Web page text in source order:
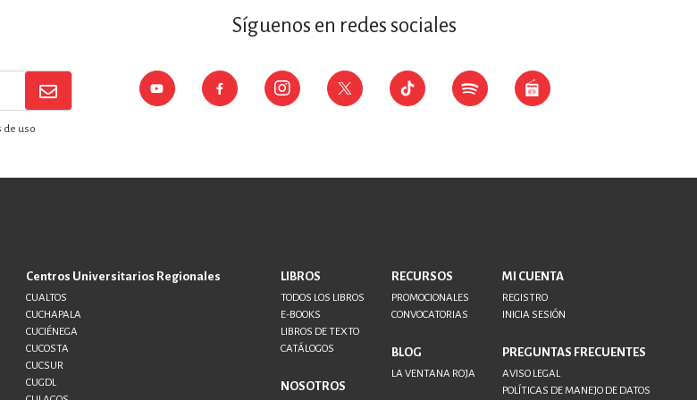
de uso
Síguenos en redes sociales
Centros Universitarios Regionales
CUALTOS
CUCHAPALA
CUCIÉNEGA
CUCOSTA
CUCSUR
CUGDL
LIBROS
TODOS LOS LIBROS
E-BOOKS
LIBROS DE TEXTO
CATÁLOGOS
NOSOTROS
RECURSOS
PROMOCIONALES
CONVOCATORIAS
BLOG
LA VENTANA ROJA
MI CUENTA
REGISTRO
INICIA SESIÓN
PREGUNTAS FRECUENTES
AVISO LEGAL
POLÍTICAS DE MANEJO DE DATOS